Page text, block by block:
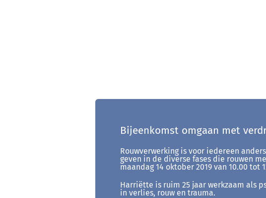
Bijeenkomst omgaan met
Rouwverwerking is voor iedereen
geven in de diverse fases die rouwen
maandag 14 oktober 2019 van 10.00
Harriëtte is ruim 25 jaar werkzaam als
in verlies, rouw en trauma.